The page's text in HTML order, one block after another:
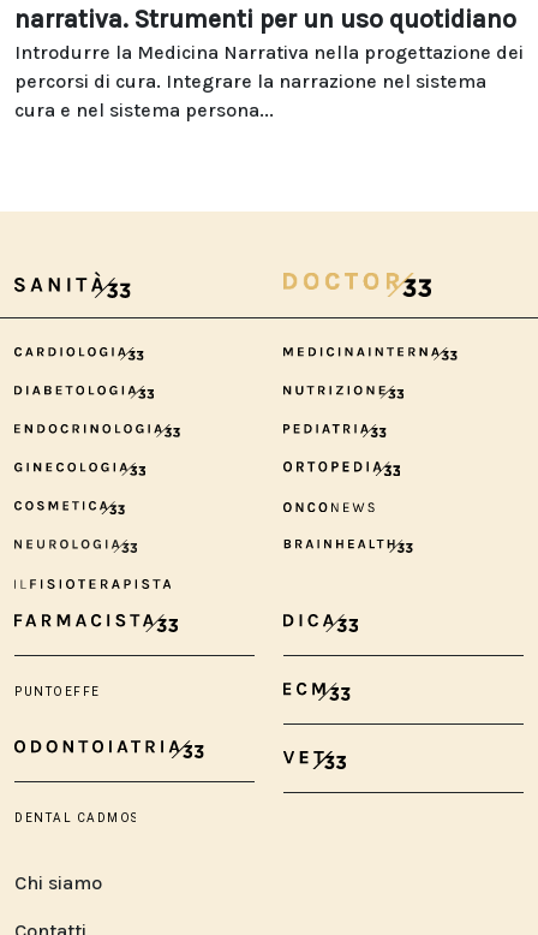
narrativa. Strumenti per un uso quotidiano
Introdurre la Medicina Narrativa nella progettazione dei
percorsi di cura. Integrare la narrazione nel sistema
cura e nel sistema persona...
Chi siamo